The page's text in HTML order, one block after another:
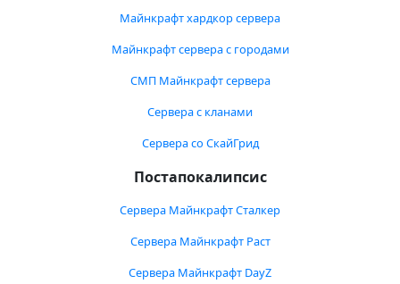
Майнкрафт хардкор сервера
Майнкрафт сервера с городами
СМП Майнкрафт сервера
Сервера с кланами
Сервера со СкайГрид
Постапокалипсис
Сервера Майнкрафт Сталкер
Сервера Майнкрафт Раст
Сервера Майнкрафт DayZ